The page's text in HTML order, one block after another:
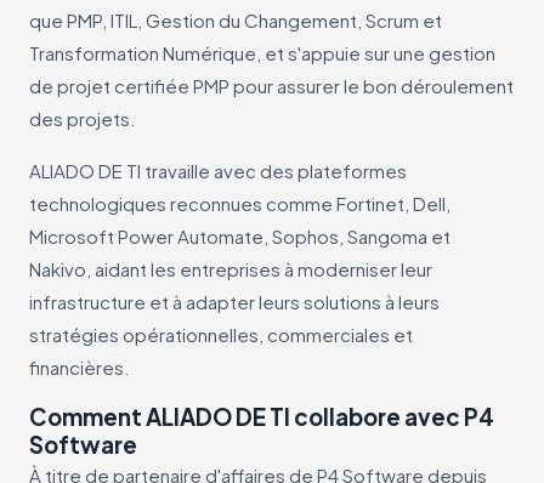
que PMP, ITIL, Gestion du Changement, Scrum et
Transformation Numérique, et s'appuie sur une gestion
de projet certifiée PMP pour assurer le bon déroulement
des projets.
ALIADO DE TI travaille avec des plateformes
technologiques reconnues comme Fortinet, Dell,
Microsoft Power Automate, Sophos, Sangoma et
Nakivo, aidant les entreprises à moderniser leur
infrastructure et à adapter leurs solutions à leurs
stratégies opérationnelles, commerciales et
financières.
Comment ALIADO DE TI collabore avec P4
Software
À titre de partenaire d'affaires de P4 Software depuis